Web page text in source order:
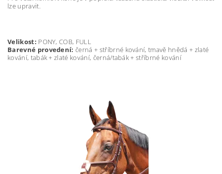
lze upravit.
Velikost: PONY, COB, FULL
Barevné provedení:černá + stříbrné kování, tmavě hnědá + zlaté
kování, tabák + zlaté kování, černá/tabák + stříbrné kování